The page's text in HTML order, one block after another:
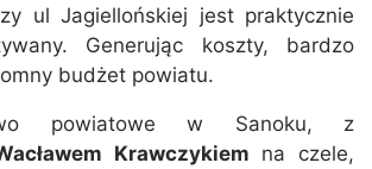
ul Jagiellońskiej jest praktycznie
Generując koszty, bardzo
budżet powiatu.
powiatowe w Sanoku, z
Krawczykiem na czele,